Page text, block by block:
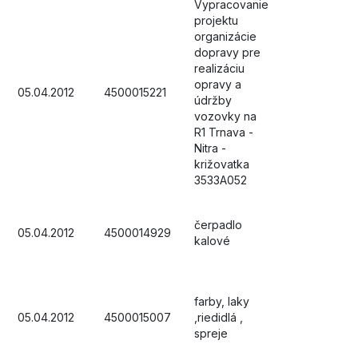
05.04.2012 4500015221
Vypracovanie
projektu
organizácie
dopravy pre
realizáciu
opravy a
údržby
vozovky na
R1 Trnava -
Nitra -
križovatka
3533A052
05.04.2012 4500014929
čerpadlo
kalové
05.04.2012 4500015007
farby, laky
,riedidlá ,
spreje